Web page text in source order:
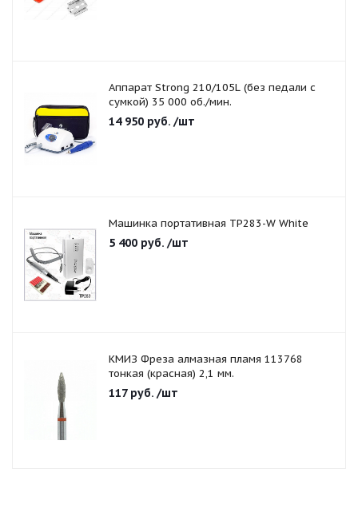
Аппарат Strong 210/105L (без педали с
сумкой) 35 000 об./мин.
14 950 руб. /шт
Машинка портативная TP283-W White
5 400 руб. /шт
КМИЗ Фреза алмазная пламя 113768
тонкая (красная) 2,1 мм.
117руб. /шт